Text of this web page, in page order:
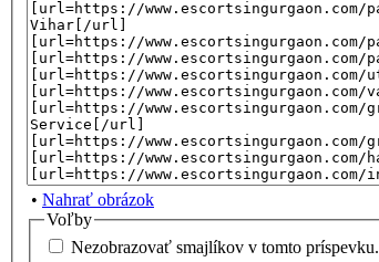
• Nahrať obrázok
Voľby
Nezobrazovať smajlíkov v tomto príspevku.